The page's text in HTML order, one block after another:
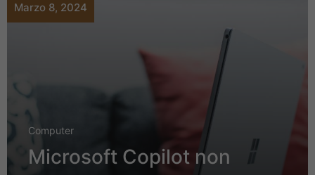
Marzo 8, 2024
Computer
Microsoft Copilot non